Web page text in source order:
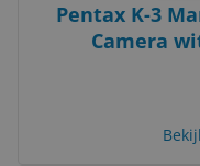
Pentax K-3
Camera